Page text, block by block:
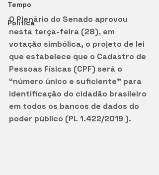
Tempo
Política
O Plenário do Senado aprovou
nesta terça-feira (28), em
votação simbólica, o projeto de lei
que estabelece que o Cadastro de
Pessoas Físicas (CPF) será o
“número único e suficiente” para
identificação do cidadão brasileiro
em todos os bancos de dados do
poder público (PL 1.422/2019 ).